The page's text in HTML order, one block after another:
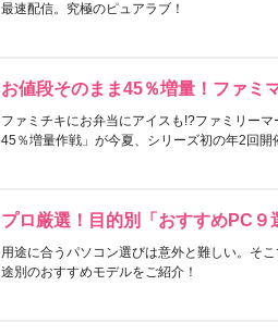
最速配信。究極のピュアラブ！
お値段そのまま45％増量！ファミ
ファミチキにお弁当にアイスも!?ファミリー
45％増量作戦」が今夏、シリーズ初の年2回開
プロ厳選！目的別「おすすめPC９
用途に合うパソコン選びは意外と難しい。そ
途別のおすすめモデルをご紹介！